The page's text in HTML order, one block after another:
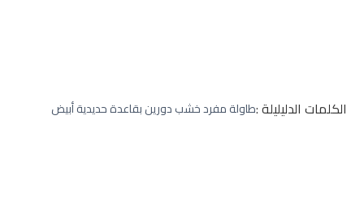
الكلمات الدليليلة :طاولة مفرد خشب دورين بقاعدة حديدية أبيض